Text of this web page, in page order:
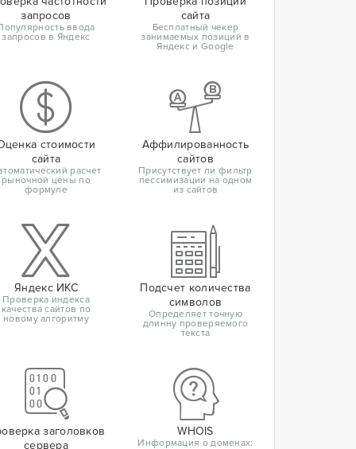
запросов
ввода
запросов в Яндекс
сайта
Бесплатный чекер
занимаемых позиций в
Яндекс и Google
стоимости
сайта
расчет
рыночной цены по
формуле
Аффилированность
сайтов
Присутствует ли фильтр
пессимизации на одном
из сайтов
Яндекс ИКС
Проверка индекса
качества сайтов по
новому алгоритму
Подсчет количества
символов
Определяет точную
длинну проверяемого
текста
заголовков
сервера
WHOIS
Информация о доменах: